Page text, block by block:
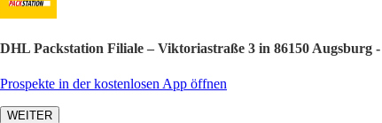
DHL Packstation Filiale – Viktoriastraße 3 in 86150 Augsburg
Prospekte in der kostenlosen App öffnen
WEITER